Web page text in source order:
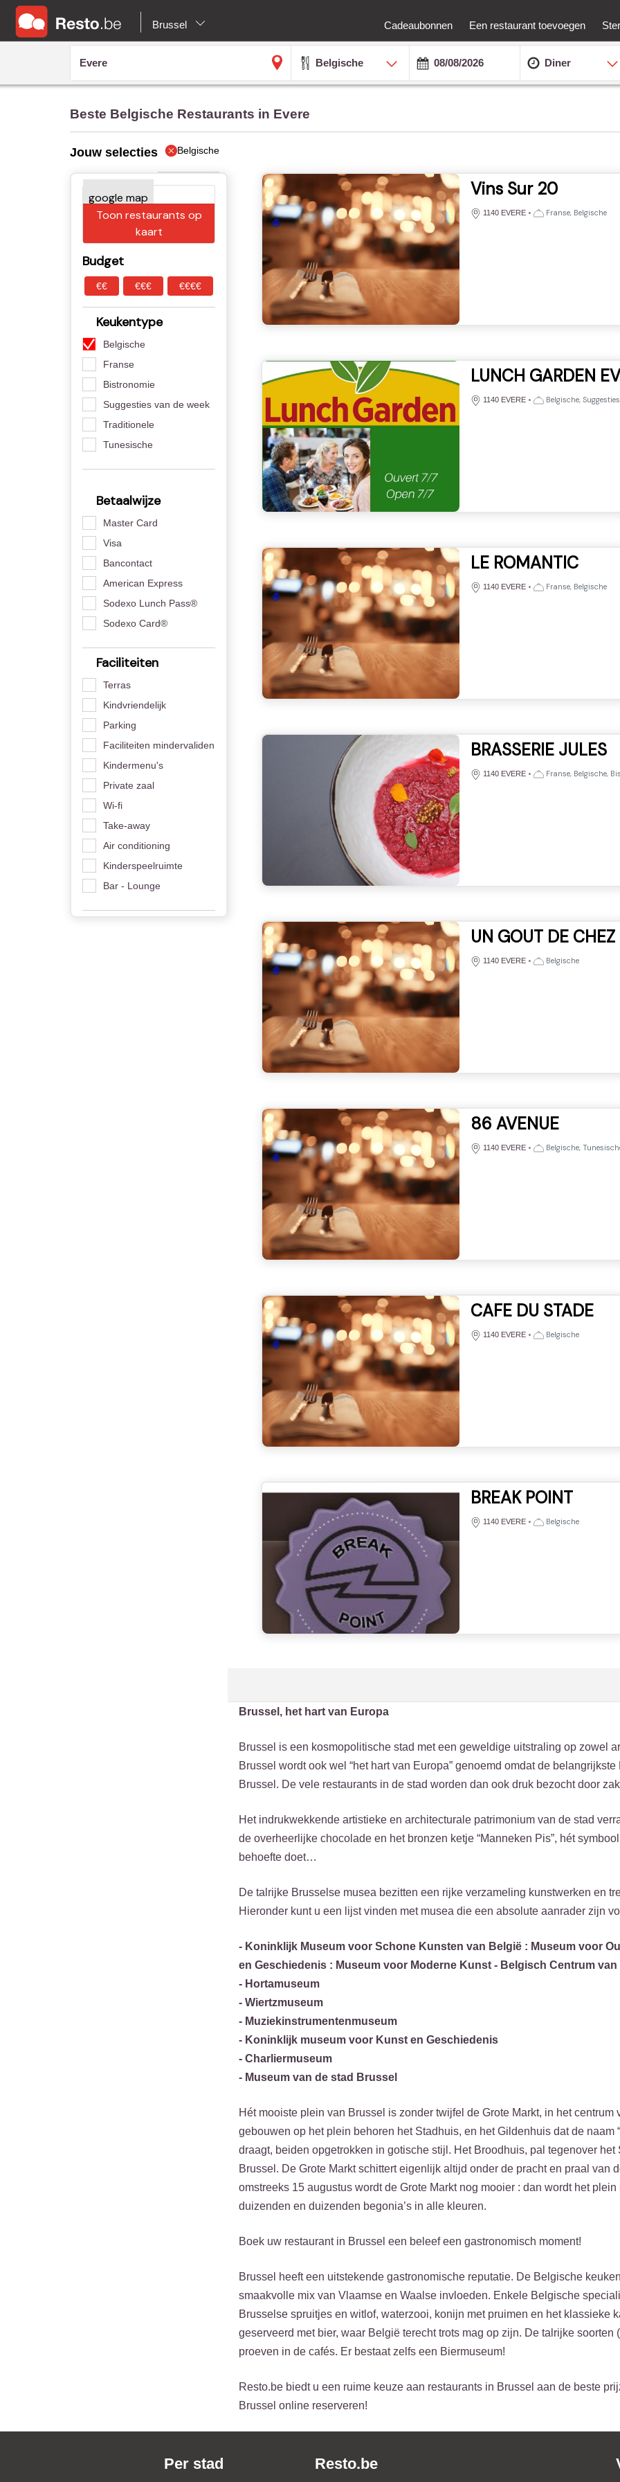
Brussel Cadeaubonnen Een restaurant toevoegen
Belgische Diner
Beste Belgische Restaurants in Evere
Jouw selecties Belgische
Toon restaurants op
kaart
Budget
€€ €€€ €€€€
Keukentype
Belgische
Franse
Bistronomie
Suggesties van de week
Traditionele
Tunesische
Betaalwijze
Master Card
Visa
Bancontact
American Express
Sodexo Lunch Pass®
Sodexo Card®
Faciliteiten
Terras
Kindvriendelijk
Parking
Faciliteiten mindervaliden
Kindermenu's
Private zaal
Wi-fi
Take-away
Air conditioning
Kinderspeelruimte
Bar - Lounge
Vins Sur 20
1140 EVERE • Franse, Belgische
LUNCH GARDEN
1140 EVERE • Belgische,
LE ROMANTIC
1140 EVERE • Franse, Belgische
BRASSERIE JULES
1140 EVERE • Franse, Belgische,
UN GOUT DE CHEZ
1140 EVERE • Belgische
86 AVENUE
1140 EVERE • Belgische,
CAFE DU STADE
1140 EVERE • Belgische
BREAK POINT
1140 EVERE • Belgische
Brussel, het hart van Europa
Brussel is een kosmopolitische stad met een geweldige uitstraling op zowel
Brussel wordt ook wel “het hart van Europa” genoemd omdat de
Brussel. De vele restaurants in de stad worden dan ook druk bezocht door
Het indrukwekkende artistieke en architecturale patrimonium van de stad
de overheerlijke chocolade en het bronzen ketje “Manneken Pis”, hét
behoefte doet…
De talrijke Brusselse musea bezitten een rijke verzameling kunstwerken en
Hieronder kunt u een lijst vinden met musea die een absolute aanrader zijn
- Koninklijk Museum voor Schone Kunsten van België : Museum voor
en Geschiedenis : Museum voor Moderne Kunst - Belgisch Centrum van
- Hortamuseum
- Wiertzmuseum
- Muziekinstrumentenmuseum
- Koninklijk museum voor Kunst en Geschiedenis
- Charliermuseum
- Museum van de stad Brussel
Hét mooiste plein van Brussel is zonder twijfel de Grote Markt, in het
gebouwen op het plein behoren het Stadhuis, en het Gildenhuis dat de naam
draagt, beiden opgetrokken in gotische stijl. Het Broodhuis, pal tegenover
Brussel. De Grote Markt schittert eigenlijk altijd onder de pracht en praal van
omstreeks 15 augustus wordt de Grote Markt nog mooier : dan wordt het
duizenden en duizenden begonia’s in alle kleuren.
Boek uw restaurant in Brussel een beleef een gastronomisch moment!
Brussel heeft een uitstekende gastronomische reputatie. De Belgische
smaakvolle mix van Vlaamse en Waalse invloeden. Enkele Belgische
Brusselse spruitjes en witlof, waterzooi, konijn met pruimen en het klassieke
geserveerd met bier, waar België terecht trots mag op zijn. De talrijke
proeven in de cafés. Er bestaat zelfs een Biermuseum!
Resto.be biedt u een ruime keuze aan restaurants in Brussel aan de beste
Brussel online reserveren!
Per stad Resto.be